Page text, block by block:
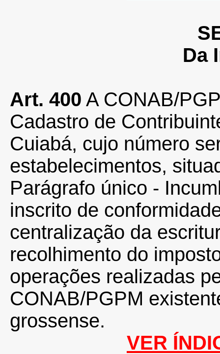
Da
Art. 400 A CONAB/
Cadastro de
Cuiabá, cujo número
estabelecimentos,
Parágrafo único -
inscrito de
centralização da
recolhimento do
operações realizadas
CONAB/PGPM
grossense.
VER